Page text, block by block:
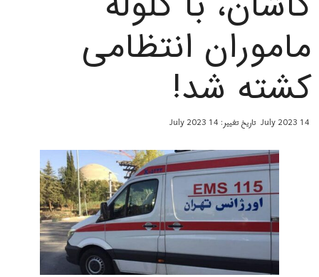
ماموران انتظامی
کشته شد!
14 July 2023 تاریخ تغییر: 14 July 2023